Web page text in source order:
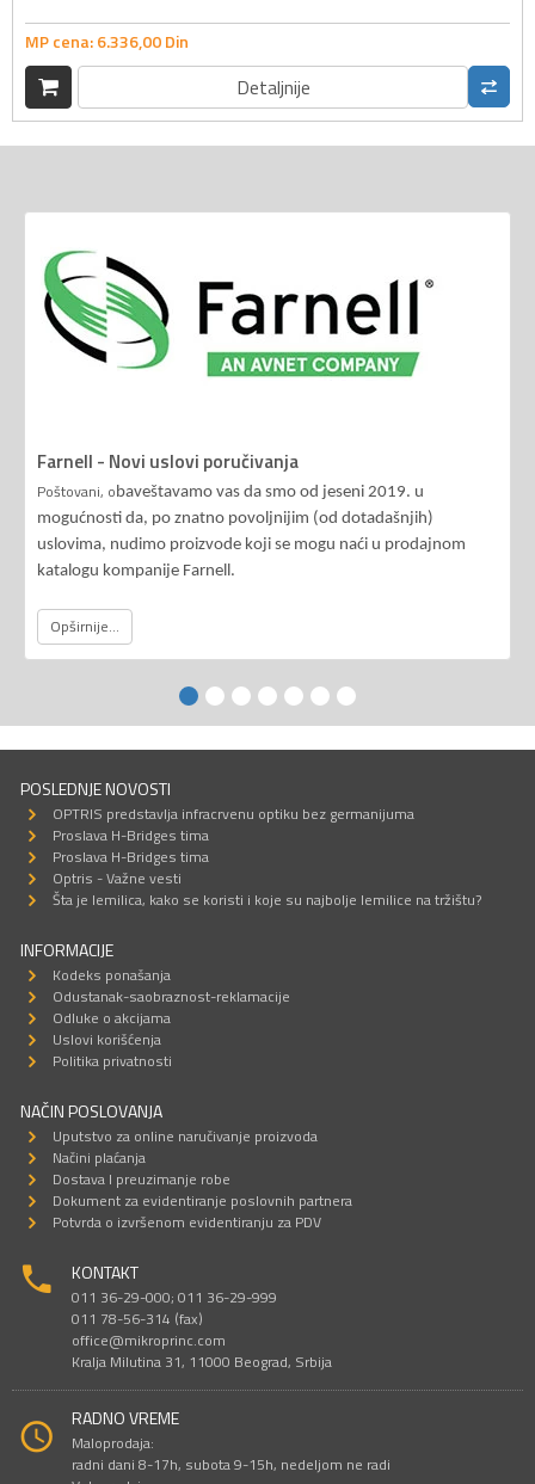
MP cena:6.336,00Din
Detaljnije
Farnell - Novi uslovi poručivanja
Poštovani, o baveštavamo vas da smo od jeseni 2019. u
mogućnosti da, po znatno povoljnijim (od dotadašnjih)
uslovima, nudimo proizvode koji se mogu naći u prodajnom
katalogu kompanije Farnell.
Opširnije...
POSLEDNJE NOVOSTI
OPTRIS predstavlja infracrvenu optiku bez germanijuma
Proslava H-Bridges tima
Proslava H-Bridges tima
Optris - Važne vesti
Šta je lemilica, kako se koristi i koje su najbolje lemilice na tržištu?
INFORMACIJE
Kodeks ponašanja
Odustanak-saobraznost-reklamacije
Odluke o akcijama
Uslovi korišćenja
Politika privatnosti
NAČIN POSLOVANJA
Uputstvo za online naručivanje proizvoda
Načini plaćanja
Dostava I preuzimanje robe
Dokument za evidentiranje poslovnih partnera
Potvrda o izvršenom evidentiranju za PDV
KONTAKT
011 36-29-000; 011 36-29-999
011 78-56-314 (fax)
office@mikroprinc.com
Kralja Milutina 31, 11000 Beograd, Srbija
RADNO VREME
Maloprodaja:
radni dani 8-17h, subota 9-15h, nedeljom ne radi